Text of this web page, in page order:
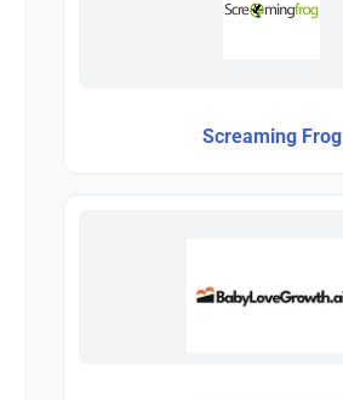
Screaming Frog